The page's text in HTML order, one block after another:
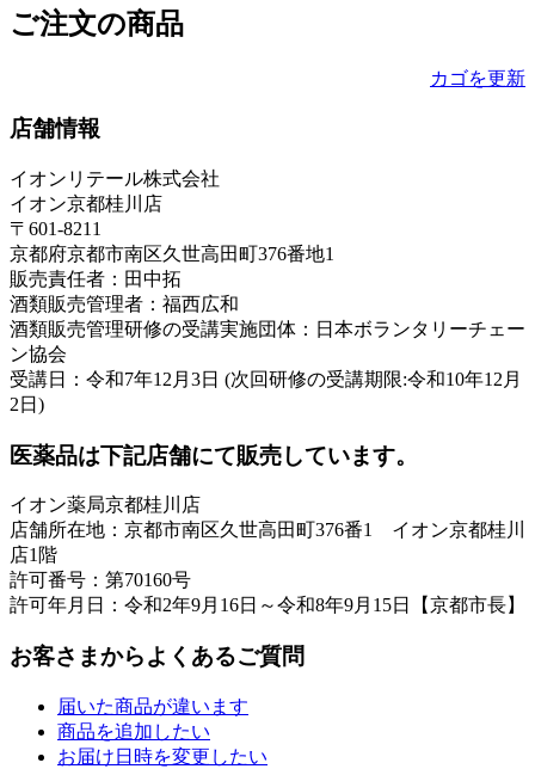
ご注文の商品
カゴを更新
店舗情報
イオンリテール株式会社
イオン京都桂川店
〒601-8211
京都府京都市南区久世高田町376番地1
販売責任者：田中拓
酒類販売管理者：福西広和
酒類販売管理研修の受講実施団体：日本ボランタリーチェー
ン協会
受講日：令和7年12月3日 (次回研修の受講期限:令和10年12月
2日)
医薬品は下記店舗にて販売しています。
イオン薬局京都桂川店
店舗所在地：京都市南区久世高田町376番1 イオン京都桂川
店1階
許可番号：第70160号
許可年月日：令和2年9月16日～令和8年9月15日【京都市長】
お客さまからよくあるご質問
届いた商品が違います
商品を追加したい
お届け日時を変更したい